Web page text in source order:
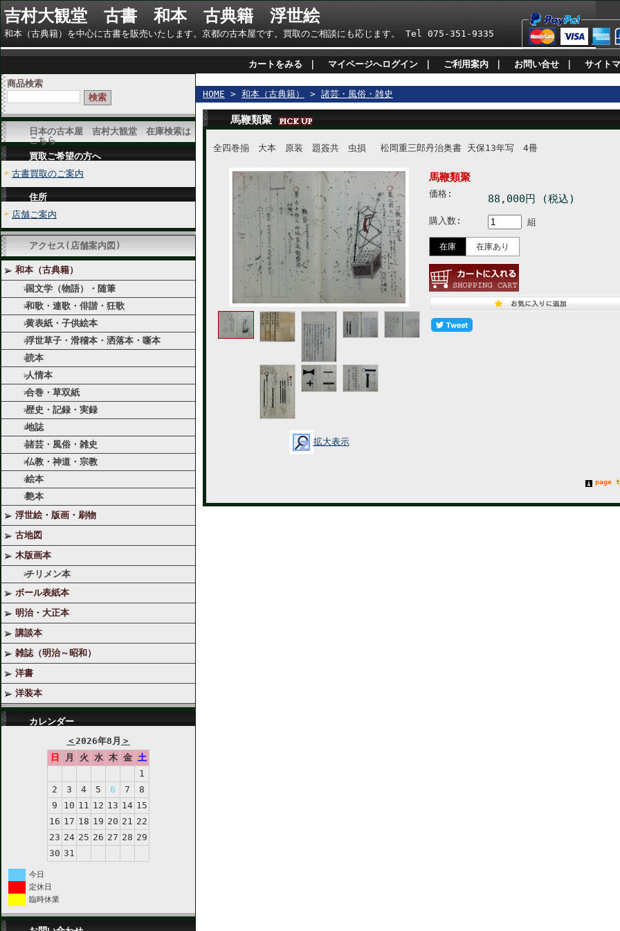
吉村大観堂 古書 和本 古典籍 浮世絵
和本（古典籍）を中心に古書を販売いたします。京都の古本屋です。買取のご相談にも応じます。 Tel 075-351-9335
カートをみる マイページへログイン ご利用案内 お問い合せ
サイト
商品検索
日本の古本屋 吉村大観堂 在庫検索は
こちら
買取ご希望の方へ
古書買取のご案内
住所
店舗ご案内
アクセス(店舗案内図)
和本（古典籍）
国文学（物語）・随筆
和歌・連歌・俳諧・狂歌
黄表紙・子供絵本
浮世草子・滑稽本・洒落本・噺本
読本
人情本
合巻・草双紙
歴史・記録・実録
地誌
諸芸・風俗・雑史
仏教・神道・宗教
絵本
艶本
浮世絵・版画・刷物
古地図
木版画本
チリメン本
ボール表紙本
明治・大正本
講談本
雑誌（明治～昭和）
洋書
洋装本
カレンダー
＜2026年8月 ＞
日
月 火 水 木 金 土
1
2
3 4 5 6 7
8
9
10 11 12 13 14 15
16 17 18 19 20 21 22
23 24 25 26 27 28 29
30 31
今日
定休日
臨時休業
HOME > 和本（古典籍） > 諸芸・風俗・雑史
馬鞭類聚
全四巻揃 大本 原装 題簽共 虫損 松岡重三郎丹治奥書 天保13年写 4冊
拡大表示
馬鞭類聚
価格: 88,000円 (税込)
購入数: 組
在庫 在庫あり
page